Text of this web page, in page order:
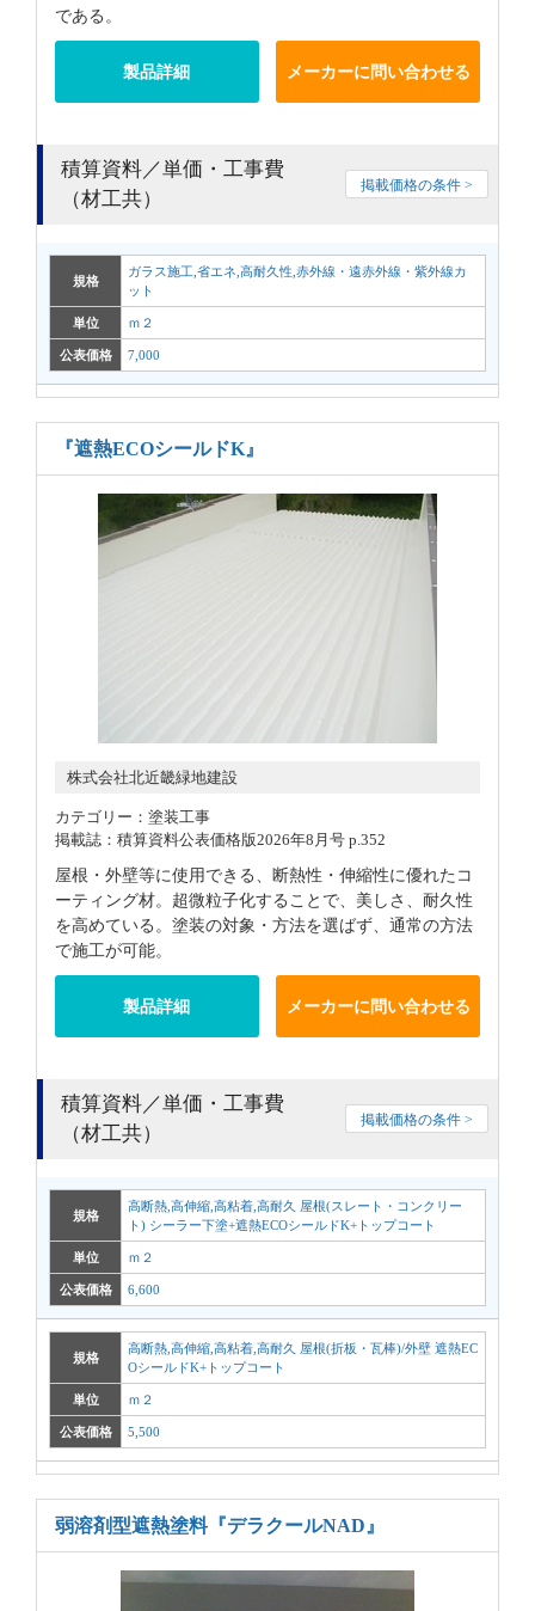
である。
製品詳細 メーカーに問い合わせる
積算資料／単価・工事費
（材工共）
掲載価格の条件 >
規格
ガラス施工,省エネ,高耐久性,赤外線・遠赤外線・紫外線カ
ット
単位 ｍ２
公表価格 7,000
『遮熱ECOシールドK』
株式会社北近畿緑地建設
カテゴリー：塗装工事
掲載誌：積算資料公表価格版2026年8月号 p.352
屋根・外壁等に使用できる、断熱性・伸縮性に優れたコ
ーティング材。超微粒子化することで、美しさ、耐久性
を高めている。塗装の対象・方法を選ばず、通常の方法
で施工が可能。
製品詳細 メーカーに問い合わせる
積算資料／単価・工事費
（材工共）
掲載価格の条件 >
規格
高断熱,高伸縮,高粘着,高耐久 屋根(スレート・コンクリー
ト) シーラー下塗+遮熱ECOシールドK+トップコート
単位 ｍ２
公表価格 6,600
規格
高断熱,高伸縮,高粘着,高耐久 屋根(折板・瓦棒)/外壁 遮熱EC
OシールドK+トップコート
単位 ｍ２
公表価格 5,500
弱溶剤型遮熱塗料『デラクールNAD』